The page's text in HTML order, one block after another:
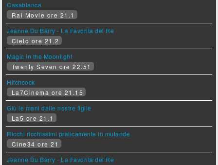
Casablanca
Rai Movie ore 21.1
Jeanne Du Barry - La Favorita del Re
Cielo ore 21.2
Magic in the Moonlight
Twenty Seven ore 22.51
Hitchcock
La7Cinema ore 21.15
Giù le mani dalle nostre figlie
La5 ore 21.1
Ricchi ricchissimi praticamente in mutande
Cine34 ore 21
Jeanne Du Barry - La Favorita del Re